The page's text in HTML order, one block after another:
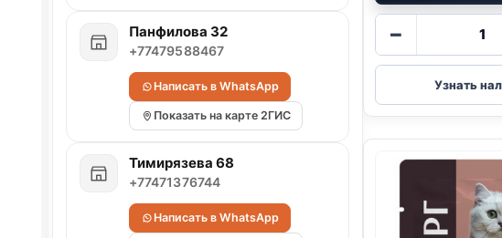
−
75г
Узнать
Панфилова 32
+77479588467
Написать в WhatsApp
Показать на карте 2ГИС
Тимирязева 68
+77471376744
Написать в WhatsApp